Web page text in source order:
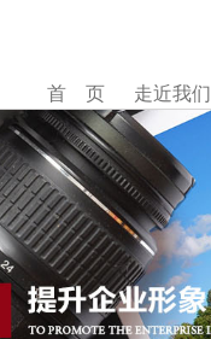
首 页 走近我们